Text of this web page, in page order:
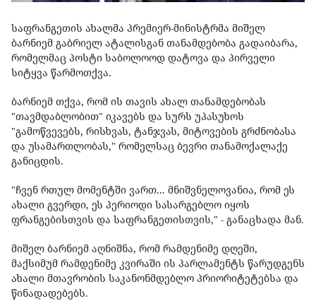
საფრანგეთის ახალმა პრემიერ-მინისტრმა მიშელ
ბარნიემ გაბრიელ ატალისგან თანამდებობა გადაიბარა,
რომელმაც პოსტი საბოლოოდ დატოვა და პირველი
სიტყვა წარმოთქვა.
ბარნიემ თქვა, რომ ის თავის ახალ თანამდებობას
"თავმდაბლობით" იკავებს და სურს უპასუხოს
"გამოწვევებს, რისხვას, ტანჯვას, მიტოვების გრძნობასა
და უსამართლობას," რომელსაც ბევრი თანამოქალაქე
განიცდის.
"ჩვენ რთულ მომენტში ვართ... მნიშვნელოვანია, რომ ეს
ახალი გვერდი, ეს პერიოდი სასარგებლო იყოს
ფრანგებისთვის და საფრანგეთისთვის," - განაცხადა მან.
მიშელ ბარნიემ აღნიშნა, რომ რამდენიმე დღეში,
მაქსიმუმ რამდენიმე კვირაში ის პარლამენტს წარუდგენს
ახალი მთავრობის საკანონმდებლო პრიორიტეტებსა და
წინადადებებს.